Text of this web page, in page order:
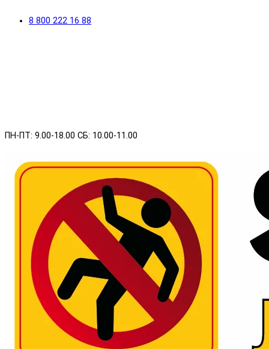
8 800 222 16 88
ПН-ПТ: 9.00-18.00 СБ: 10.00-11.00